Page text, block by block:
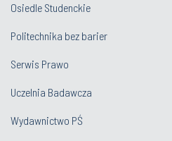
Osiedle Studenckie
Politechnika bez barier
Serwis Prawo
Uczelnia Badawcza
Wydawnictwo PŚ